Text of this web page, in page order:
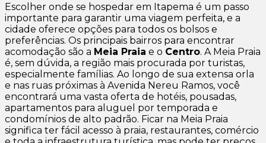
Escolher onde se hospedar em Itapema é um passo
importante para garantir uma viagem perfeita, e a
cidade oferece opções para todos os bolsos e
preferências. Os principais bairros para encontrar
acomodação são a Meia Praia e o Centro. A Meia Praia
é, sem dúvida, a região mais procurada por turistas,
especialmente famílias. Ao longo de sua extensa orla
e nas ruas próximas à Avenida Nereu Ramos, você
encontrará uma vasta oferta de hotéis, pousadas,
apartamentos para aluguel por temporada e
condomínios de alto padrão. Ficar na Meia Praia
significa ter fácil acesso à praia, restaurantes, comércio